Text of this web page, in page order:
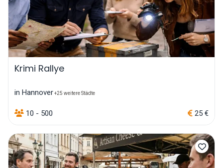
Krimi Rallye
in Hannover+25 weitere Städte
10 - 500 25 €